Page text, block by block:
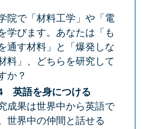
院で「材料工学」や「電
学びます。あなたは「も
通す材料」と「爆発しな
料」、どちらを研究して
か？
英語を身につける
成果は世界中から英語で
世界中の仲間と話せる